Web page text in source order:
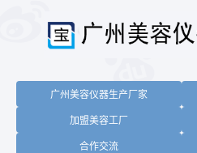
广州美容仪器生产厂家
加盟美容工厂
合作交流